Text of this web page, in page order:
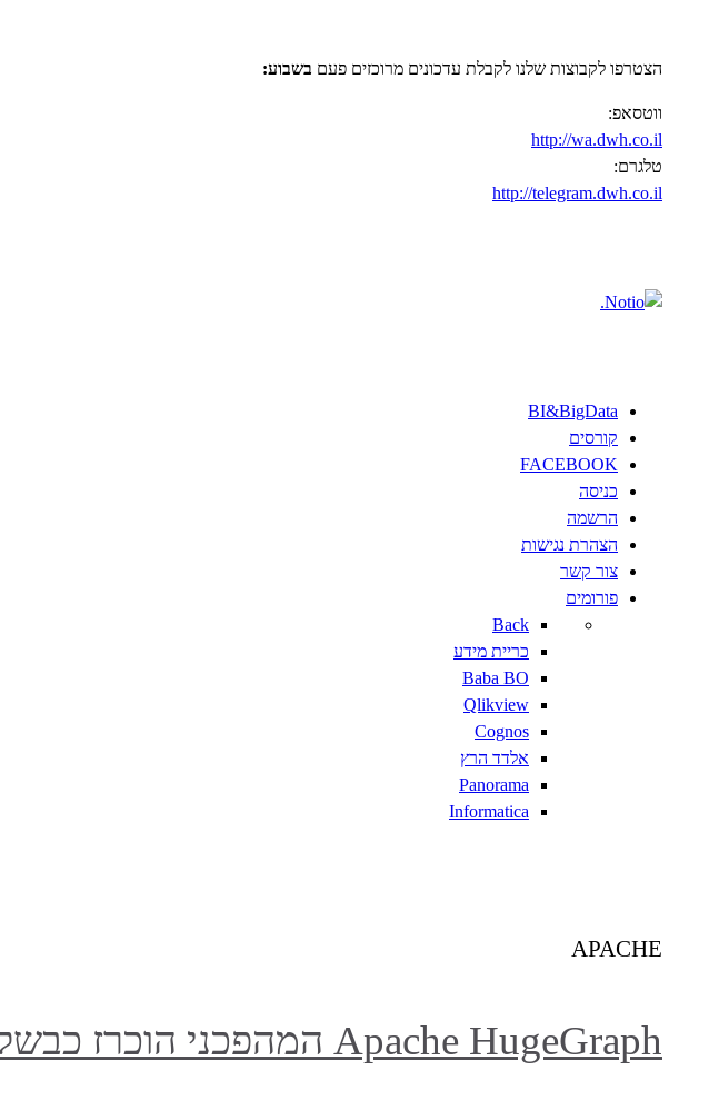
הצטרפו לקבוצות שלנו לקבלת עדכונים מרוכזים פעם בשבוע:
ווטסאפ:
http://wa.dwh.co.il
טלגרם:
http://telegram.dwh.co.il
BI&BigData
קורסים
FACEBOOK
כניסה
הרשמה
הצהרת נגישות
צור קשר
פורומים
Back
כריית מידע
Baba BO
Qlikview
Cognos
אלדד הרץ
Panorama
Informatica
APACHE
Apache HugeGraph המהפכני הוכרז כבשל!!